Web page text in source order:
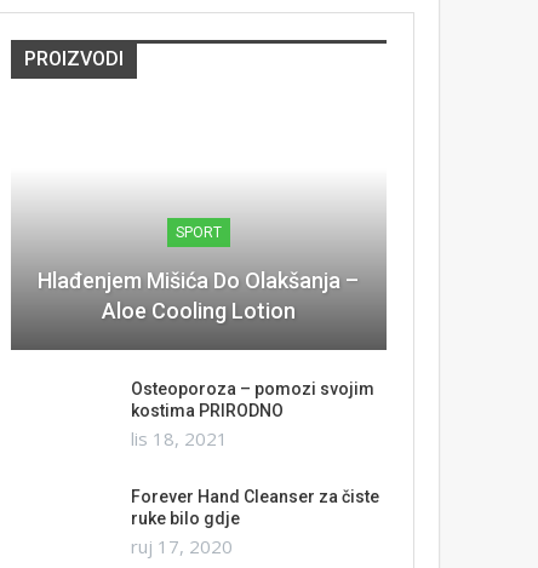
PROIZVODI
SPORT
Hlađenjem Mišića Do Olakšanja –
Aloe Cooling Lotion
Osteoporoza – pomozi svojim
kostima PRIRODNO
lis 18, 2021
Forever Hand Cleanser za čiste
ruke bilo gdje
ruj 17, 2020